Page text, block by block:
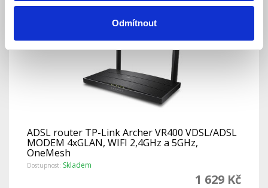
Odmítnout
ADSL router TP-Link Archer VR400 VDSL/ADSL
MODEM 4xGLAN, WIFI 2,4GHz a 5GHz,
OneMesh
Dostupnost: Skladem
1 629 Kč